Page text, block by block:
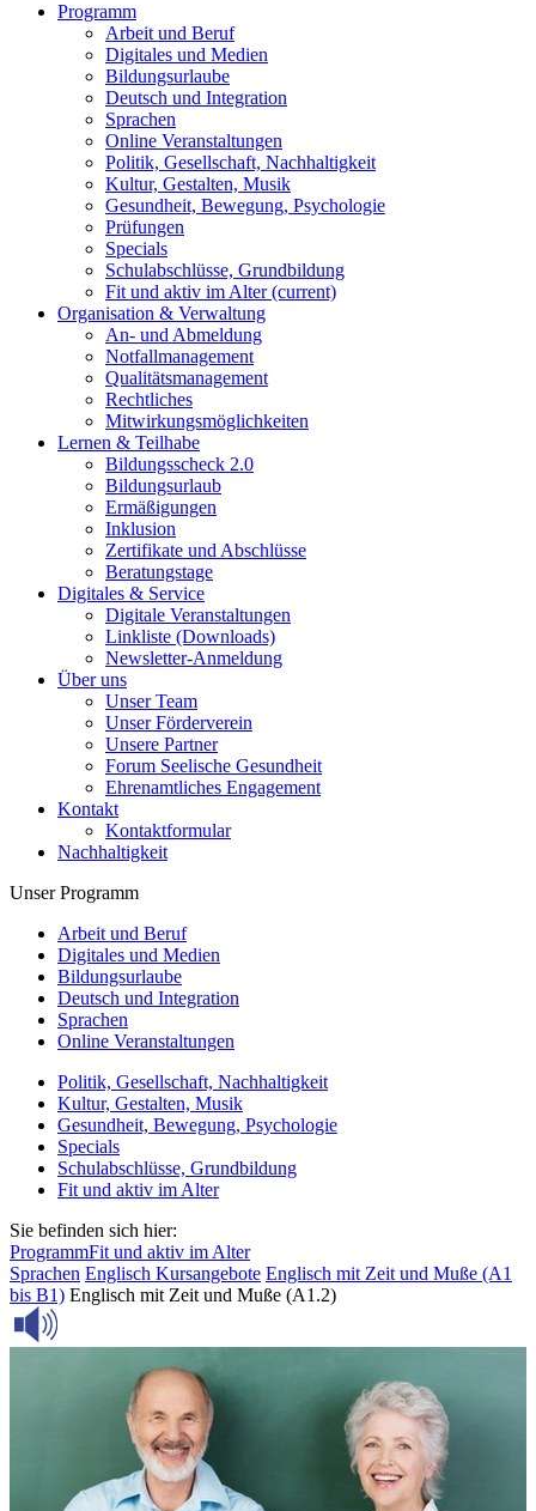
Programm
Arbeit und Beruf
Digitales und Medien
Bildungsurlaube
Deutsch und Integration
Sprachen
Online Veranstaltungen
Politik, Gesellschaft, Nachhaltigkeit
Kultur, Gestalten, Musik
Gesundheit, Bewegung, Psychologie
Prüfungen
Specials
Schulabschlüsse, Grundbildung
Fit und aktiv im Alter(current)
Organisation & Verwaltung
An- und Abmeldung
Notfallmanagement
Qualitätsmanagement
Rechtliches
Mitwirkungsmöglichkeiten
Lernen & Teilhabe
Bildungsscheck 2.0
Bildungsurlaub
Ermäßigungen
Inklusion
Zertifikate und Abschlüsse
Beratungstage
Digitales & Service
Digitale Veranstaltungen
Linkliste (Downloads)
Newsletter-Anmeldung
Über uns
Unser Team
Unser Förderverein
Unsere Partner
Forum Seelische Gesundheit
Ehrenamtliches Engagement
Kontakt
Kontaktformular
Nachhaltigkeit
Unser Programm
Arbeit und Beruf
Digitales und Medien
Bildungsurlaube
Deutsch und Integration
Sprachen
Online Veranstaltungen
Politik, Gesellschaft, Nachhaltigkeit
Kultur, Gestalten, Musik
Gesundheit, Bewegung, Psychologie
Specials
Schulabschlüsse, Grundbildung
Fit und aktiv im Alter
Sie befinden sich hier:
ProgrammFit und aktiv im Alter
Sprachen Englisch Kursangebote Englisch mit Zeit und Muße (A1
bis B1) Englisch mit Zeit und Muße (A1.2)